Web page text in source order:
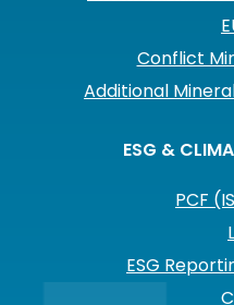
Conflict
Additional
ESG &
PCF
ESG